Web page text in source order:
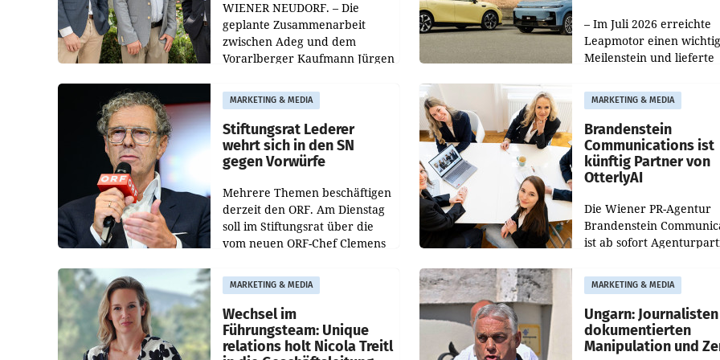
WIENER NEUDORF. – Die
geplante Zusammenarbeit
zwischen Adeg und dem
Vorarlberger Kaufmann Jürgen
freigegeben: Die
Bundeswettbewerbsbehörde
und der Bundeskartellanwalt
– Im Juli 2026 erreichte
Leapmotor einen
Meilenstein und lieferte
aus, womit sich das
gegenüber Juli 2025
verdoppelte (+102
MARKETING & MEDIA
Stiftungsrat Lederer
wehrt sich in den SN
gegen Vorwürfe
Mehrere Themen beschäftigen
derzeit den ORF. Am Dienstag
soll im Stiftungsrat über die
vom neuen ORF-Chef Clemens
Besetzungen für die
Direktionen abgestimmt
werden.
MARKETING & MEDIA
Brandenstein
Communications ist
künftig Partner von
OtterlyAI
Die Wiener PR-Agentur
Brandenstein
ist ab sofort
Optimierungsplattform
OtterlyAI. Damit baut die
Agentur ihr
MARKETING & MEDIA
Wechsel im
Führungsteam: Unique
relations holt Nicola Treitl
MARKETING & MEDIA
Ungarn: Journalisten
dokumentierten
Manipulation und